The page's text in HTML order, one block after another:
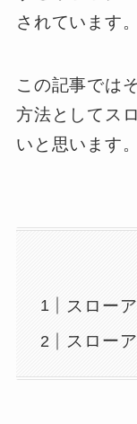
されています。
この記事では
方法としてス
いと思います。
スロー
スロー